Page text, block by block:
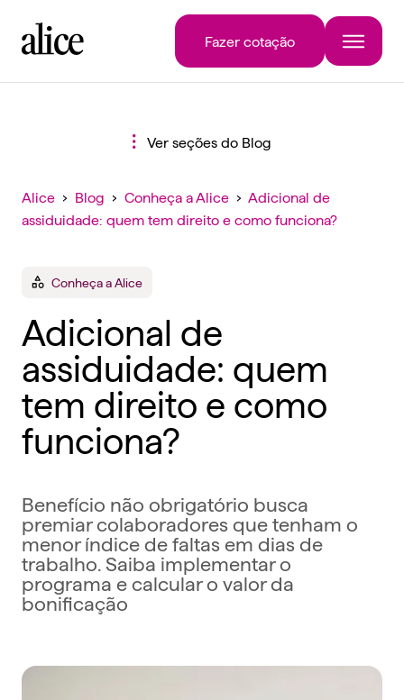
Fazer cotação
Ver seções do Blog
Alice › Blog › Conheça a Alice › Adicional de
assiduidade: quem tem direito e como funciona?
Conheça a Alice
Adicional de
assiduidade: quem
tem direito e como
funciona?
Benefício não obrigatório busca
premiar colaboradores que tenham o
menor índice de faltas em dias de
trabalho. Saiba implementar o
programa e calcular o valor da
bonificação